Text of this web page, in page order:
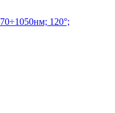
120°;